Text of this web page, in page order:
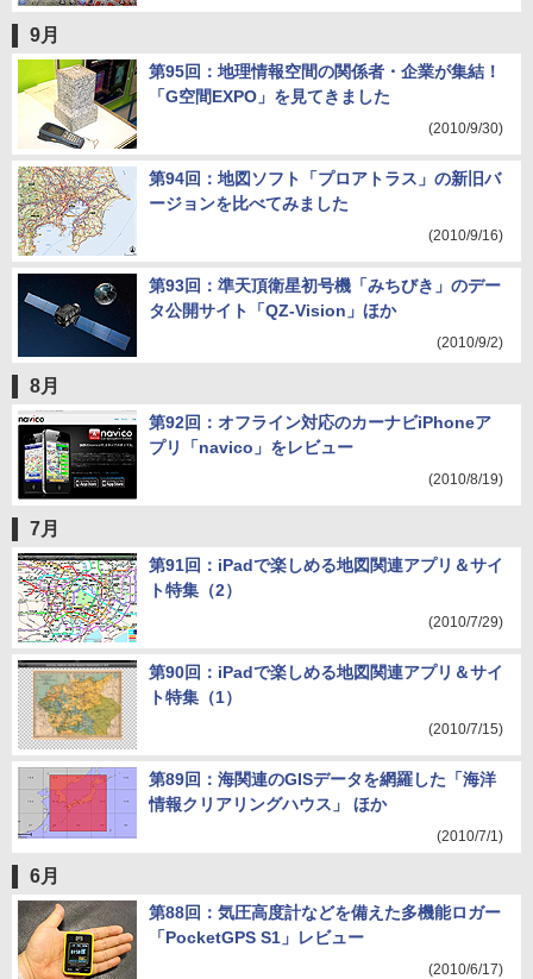
9月
第95回：地理情報空間の関係者・企業が集結！
「G空間EXPO」を見てきました
(2010/9/30)
第94回：地図ソフト「プロアトラス」の新旧バ
ージョンを比べてみました
(2010/9/16)
第93回：準天頂衛星初号機「みちびき」のデー
タ公開サイト「QZ-Vision」ほか
(2010/9/2)
8月
第92回：オフライン対応のカーナビiPhoneア
プリ「navico」をレビュー
(2010/8/19)
7月
第91回：iPadで楽しめる地図関連アプリ＆サイ
ト特集（2）
(2010/7/29)
第90回：iPadで楽しめる地図関連アプリ＆サイ
ト特集（1）
(2010/7/15)
第89回：海関連のGISデータを網羅した「海洋
情報クリアリングハウス」 ほか
(2010/7/1)
6月
第88回：気圧高度計などを備えた多機能ロガー
「PocketGPS S1」レビュー
(2010/6/17)